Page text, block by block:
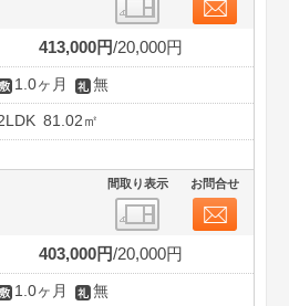
413,000円 20,000円
1.0ヶ月 無
81.02㎡
間取り表示 お問合せ
403,000円 20,000円
1.0ヶ月 無